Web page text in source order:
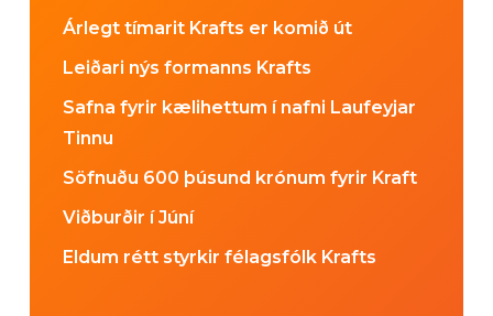
Árlegt tímarit Krafts er komið út
Leiðari nýs formanns Krafts
Safna fyrir kælihettum í nafni Laufeyjar
Tinnu
Söfnuðu 600 þúsund krónum fyrir Kraft
Viðburðir í Júní
Eldum rétt styrkir félagsfólk Krafts